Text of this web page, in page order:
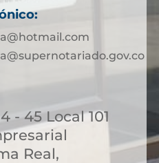
- 45 Local 101
Real,